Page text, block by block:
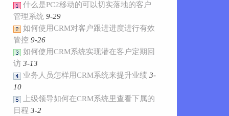
什么是PC2移动的可以切实落地的客户
管理系统 9-29
如何使用CRM对客户跟进进度进行有效
管控 9-26
如何使用CRM系统实现潜在客户定期回
访3-13
业务人员怎样用CRM系统来提升业绩3-
10
上级领导如何在CRM系统里查看下属的
日程 3-2